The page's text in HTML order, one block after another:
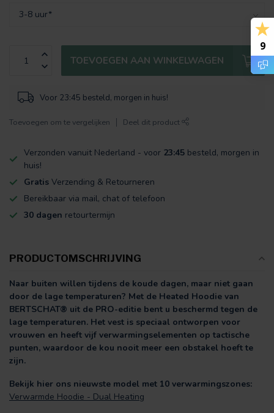
TOEVOEGEN AAN WINKELWAGEN
Voor 23:45 besteld, morgen in huis!
Toevoegen om te vergelijken Deel dit product
Verzonden vanuit Nederland - voor 23:45 besteld, morgen in
huis!
Gratis Verzending & Retourneren
Bereikbaar via mail, chat of telefoon
30 dagen retourtermijn
PRODUCTOMSCHRIJVING
Naar buiten willen tijdens de koude dagen, maar niet gaan
door de lage temperaturen? Met de Heated Hoodie van
BERTSCHAT® uit de PRO-editie bent u beschermd tegen de
lage temperaturen. Het vest is speciaal ontworpen voor
vrouwen en heeft vijf verwarmingselementen op tactische
punten, waardoor de kou nooit meer een obstakel hoeft te
zijn.
Bekijk hier ons nieuwste model met 10 verwarmingszones:
Verwarmde Hoodie - Dual Heating
9